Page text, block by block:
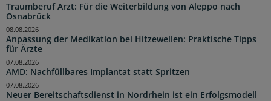
Traumberuf Arzt: Für die Weiterbildung von Aleppo nach
Osnabrück
Anpassung der Medikation bei Hitzewellen: Praktische Tipps
für Ärzte
08.08.2026
AMD: Nachfüllbares Implantat statt Spritzen
07.08.2026
Neuer Bereitschaftsdienst in Nordrhein ist ein Erfolgsmodell
07.08.2026